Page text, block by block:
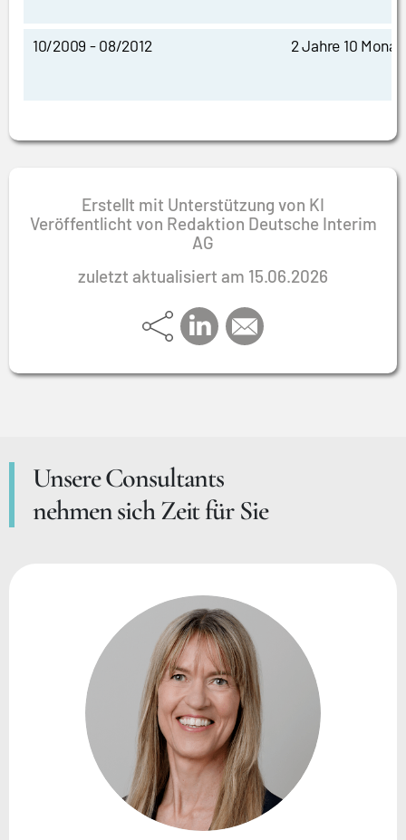
10/2009 - 08/2012 2 Jahre 10
Erstellt mit Unterstützung von KI
Veröffentlicht von Redaktion Deutsche Interim
AG
zuletzt aktualisiert am 15.06.2026
Unsere Consultants
nehmen sich Zeit für Sie